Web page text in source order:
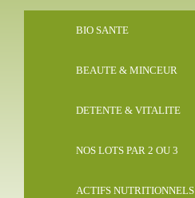
BIO SANTE
BEAUTE & MINCEUR
DETENTE & VITALITE
NOS LOTS PAR 2 OU 3
ACTIFS NUTRITIONNELS